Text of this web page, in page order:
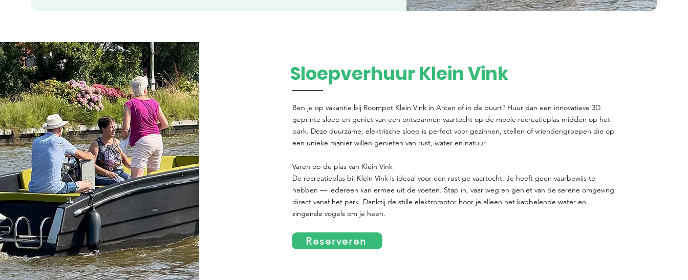
Sloepverhuur Klein Vink
Ben je op vakantie bij Roompot Klein Vink in Arcen of in de buurt? Huur dan een innovatieve 3D
geprinte sloep en geniet van een ontspannen vaartocht op de mooie recreatieplas midden op het
park. Deze duurzame, elektrische sloep is perfect voor gezinnen, stellen of vriendengroepen die op
een unieke manier willen genieten van rust, water en natuur.
Varen op de plas van Klein Vink
De recreatieplas bij Klein Vink is ideaal voor een rustige vaartocht. Je hoeft geen vaarbewijs te
hebben — iedereen kan ermee uit de voeten. Stap in, vaar weg en geniet van de serene omgeving
direct vanaf het park. Dankzij de stille elektromotor hoor je alleen het kabbelende water en
zingende vogels om je heen.
Reserveren